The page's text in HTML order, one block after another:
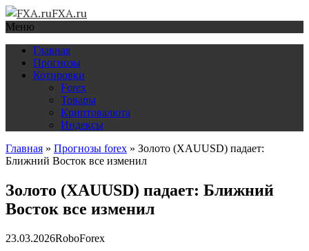
FXA.ru
Меню
Главная
Прогнозы
Котировки
Forex
Товары
Криптовалюта
Индексы
Главная » Прогнозы forex » Золото (XAUUSD) падает:
Ближний Восток все изменил
Золото (XAUUSD) падает: Ближний
Восток все изменил
23.03.2026RoboForex